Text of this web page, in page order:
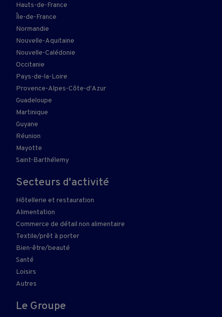
Hauts-de-France
Île-de-France
Normandie
Nouvelle-Aquitaine
Nouvelle-Calédonie
Occitanie
Pays-de-la-Loire
Provence-Alpes-Côte-d'Azur
Guadeloupe
Martinique
Guyane
Réunion
Mayotte
Saint-Barthélemy
Secteurs d'activité
Hôtellerie et restauration
Alimentation
Commerce de détail non alimentaire
Textile/prêt à porter
Bien-être/beauté
Santé
Loisirs
Autres
Le Groupe